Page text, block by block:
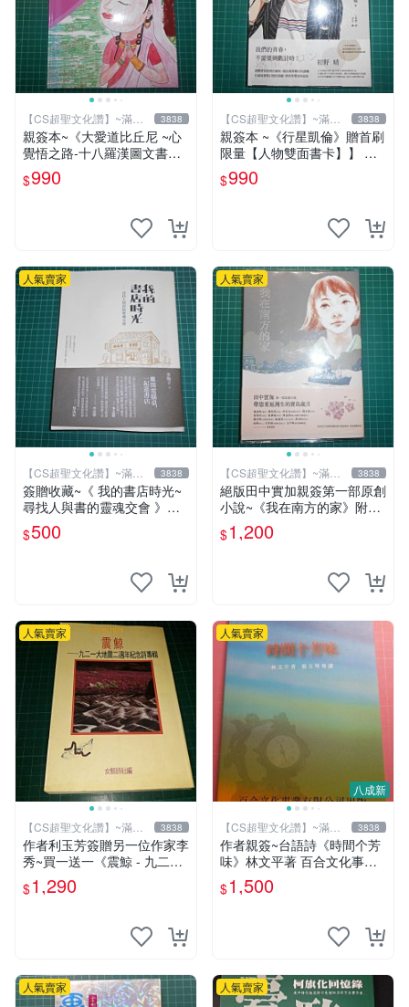
【CS超聖文化讚】~滿千
元送運
3838
親簽本~《大愛道比丘尼 ~心
覺悟之路-十八羅漢圖文書》
妍因改寫 羅莎繪 佛光文化
【CS超聖文化2讚】
$990
【CS超聖文化讚】~滿千
元送運
3838
親簽本 ~《行星凱倫》贈首刷
限量【人物雙面書卡】】 初
野 晴著 RUM繪 獨步 書況新
【CS超聖文化2讚】
$990
人氣賣家
【CS超聖文化讚】~滿千
元送運
3838
簽贈收藏~《 我的書店時光~
尋找人與書的靈魂交會 》附
書腰 水瓶子著 文經社【CS超
聖文化2讚】
$500
人氣賣家
【CS超聖文化讚】~滿千
元送運
3838
絕版田中實加親簽第一部原創
小說~《我在南方的家》附書
套 田中實加 (陳宣儒)著 台灣
館 遠流 書況佳
$1,200
人氣賣家
【CS超聖文化讚】~滿千
元送運
3838
作者利玉芳簽贈另一位作家李
秀~買一送一《震鯨 - 九二一
大地震二週年紀念詩專輯》女
鯨詩社編 (贈 利玉芳小詩集)
$1,290
八成新
人氣賣家
【CS超聖文化讚】~滿千
元送運
3838
作者親簽~台語詩《時間个芳
味》林文平著 百合文化事業
2006.10初版一刷 附光碟【C
S超聖文化讚】
$1,500
人氣賣家 人氣賣家